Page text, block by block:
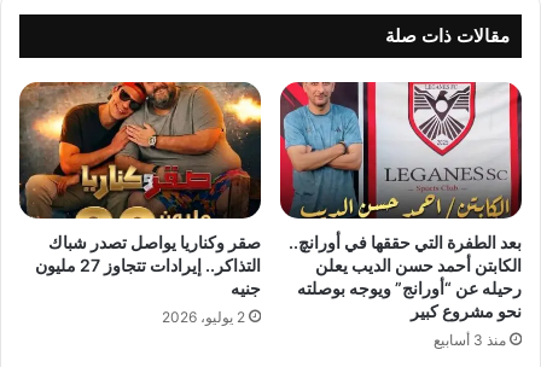
مقالات ذات صلة
بعد الطفرة التي حققها في أورانچ..
الكابتن أحمد حسن الديب يعلن
رحيله عن “أورانج” ويوجه بوصلته
نحو مشروع كبير
منذ 3 أسابيع
صقر وكناريا يواصل تصدر شباك
التذاكر.. إيرادات تتجاوز 27 مليون
جنيه
2 يوليو، 2026